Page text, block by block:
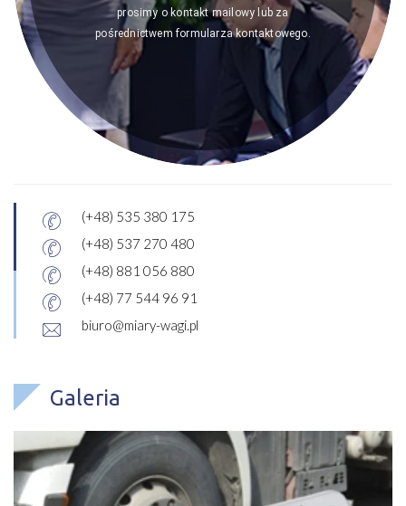
prosimy o kontakt mailowy lub za
pośrednictwem formularza kontaktowego.
(+48) 535 380 175
(+48) 537 270 480
(+48) 881 056 880
(+48) 77 544 96 91
biuro@miary-wagi.pl
Galeria